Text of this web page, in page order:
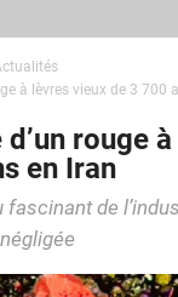
à lèvres vieux de 3 700
rouge
en Iran
de